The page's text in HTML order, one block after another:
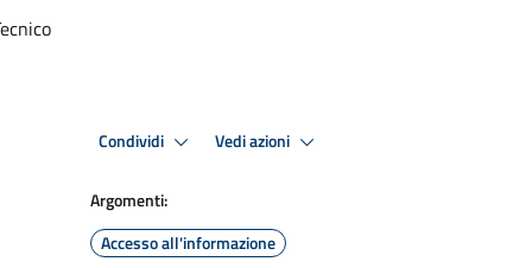
Condividi Vedi azioni
Argomenti:
Accesso all'informazione